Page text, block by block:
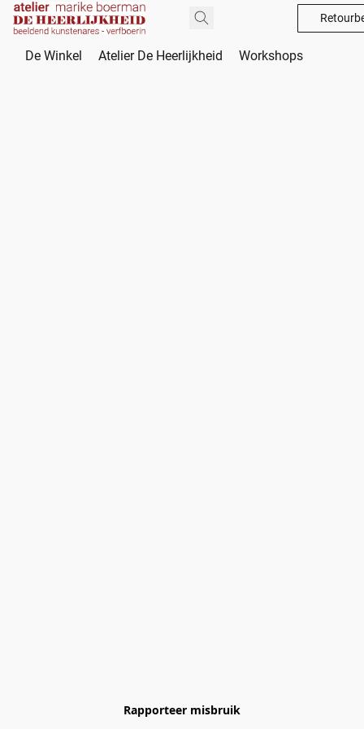
De Winkel Atelier De Heerlijkheid Workshops
Rapporteer misbruik